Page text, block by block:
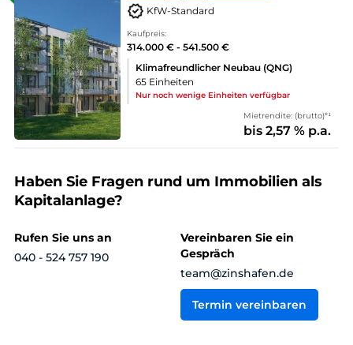
KfW-Standard
Kaufpreis:
314.000 € - 541.500 €
Klimafreundlicher Neubau (QNG)
65 Einheiten
Nur noch wenige Einheiten verfügbar
Mietrendite: (brutto)*¹
bis 2,57 % p.a.
Haben Sie Fragen rund um Immobilien als
Kapitalanlage?
Rufen Sie uns an
040 - 524 757 190
Vereinbaren Sie ein
Gespräch
team@zinshafen.de
Termin vereinbaren